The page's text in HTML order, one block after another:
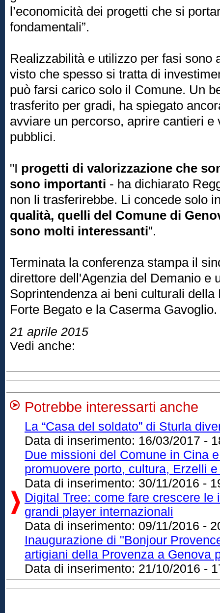
l’economicità dei progetti che si
fondamentali”.
Realizzabilità e utilizzo per fasi sono
visto che spesso si tratta di
può farsi carico solo il Comune. Un
trasferito per gradi, ha spiegato
avviare un percorso, aprire cantieri e
pubblici.
"I progetti di valorizzazione che
sono importanti - ha dichiarato
non li trasferirebbe. Li concede solo
qualità, quelli del Comune di
sono molti interessanti".
Terminata la conferenza stampa il
direttore dell'Agenzia del Demanio e
Soprintendenza ai beni culturali
Forte Begato e la Caserma Gavoglio.
21 aprile 2015
Vedi anche:
Potrebbe interessarti anche
La “Casa del soldato” di Sturla
Data di inserimento: 16/03/2017 -
Due missioni del Comune in Cina
promuovere porto, cultura, Erzelli
Data di inserimento: 30/11/2016 -
Digital Tree: come fare crescere le
grandi player internazionali
Data di inserimento: 09/11/2016 -
Inaugurazione di "Bonjour
artigiani della Provenza a Genova
Data di inserimento: 21/10/2016 -